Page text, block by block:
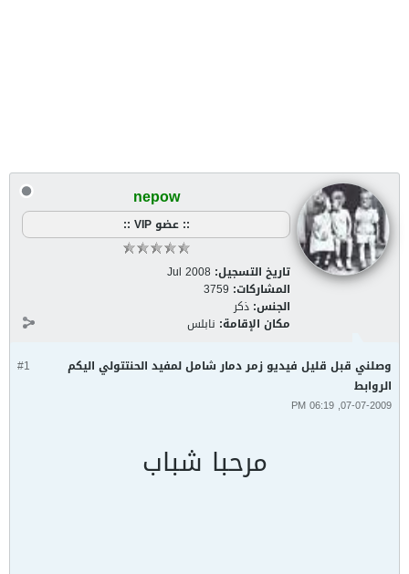
nepow
:: عضو VIP ::
تاريخ التسجيل: Jul 2008
المشاركات: 3759
الجنس: ذكر
مكان الإقامة: نابلس
#1
وصلني قبل قليل فيديو زمر دمار شامل لمفيد الحنتتولي اليكم
الروابط
07-07-2009, 06:19 PM
مرحبا شباب